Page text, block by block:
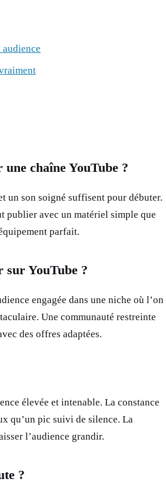
chaîne YouTube ?
un son soigné suffisent pour débuter.
publier avec un matériel simple que
parfait.
sur YouTube ?
engagée dans une niche où l’on
Une communauté restreinte
des offres adaptées.
élevée et intenable. La constance
qu’un pic suivi de silence. La
l’audience grandir.
?